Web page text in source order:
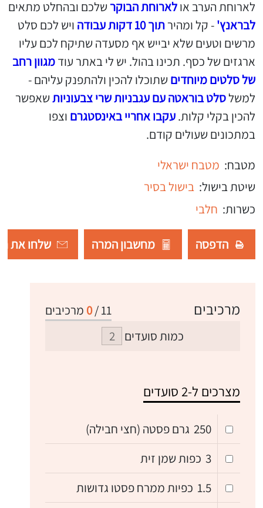
לארוחת הערב אולארוחת הבוקרשלכם ובהחלט מתאים
לבראנץ'- קל ומהירתוך 10 דקות עבודה
ויש לכם סלט
מרשים וטעים שלא יבייש אף מסעדה שתיקח לכם עליו
ארגזים של כסף. תכינו בהול. יש לי באתר עודמגוון רחב
של סלטים מיוחדים שתוכלו להכין ולהתפנק עליהם -
למשלסלט בוראטה עם עגבניות שרי צבעוניותשאפשר
להכין בקלי קלות.עקבו אחריי באינסטגרם וצפו
במתכונים שעולים קודם.
מטבח: מטבח ישראלי
שיטת בישול: בישול בסיר
כשרות: חלבי
הדפסה מחשבון המרה שלחו את
11
/
0 מרכיבים מרכיבים
כמות סועדים
מצרכים ל-2 סועדים
250 גרם פסטה (חצי חבילה)
3 כפות שמן זית
1.5 כפיות ממרח פסטו גדושות